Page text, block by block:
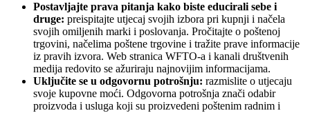
Postavljajte prava pitanja kako biste educirali sebe i
druge: preispitajte utjecaj svojih izbora pri kupnji i načela
svojih omiljenih marki i poslovanja. Pročitajte o poštenoj
trgovini, načelima poštene trgovine i tražite prave informacije
iz pravih izvora. Web stranica WFTO-a i kanali društvenih
medija redovito se ažuriraju najnovijim informacijama.
Uključite se u odgovornu potrošnju: razmislite o utjecaju
svoje kupovne moći. Odgovorna potrošnja znači odabir
proizvoda i usluga koji su proizvedeni poštenim radnim i